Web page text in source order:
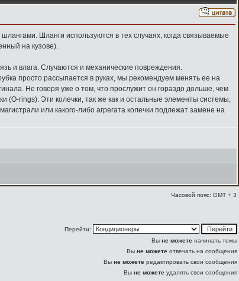
Шланги используются в тех случаях, когда связываемые
на кузове).
и влага. Случаются и механические повреждения.
просто рассыпается в руках, мы рекомендуем менять ее на
Не говоря уже о том, что прослужит он гораздо дольше, чем
(O-rings). Эти колечки, так же как и остальные элементы системы,
или какого-либо агрегата колечки подлежат замене на
Часовой пояс: GMT + 3
Перейти:
Вы не можете начинать темы
Вы не можете отвечать на сообщения
Вы не можете редактировать свои сообщения
Вы не можете удалять свои сообщения